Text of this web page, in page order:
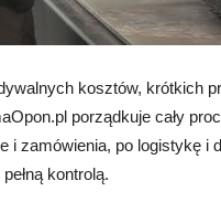
kosztów, krótkich
porządkuje cały
i zamówienia, po logistykę i
kontrolą.